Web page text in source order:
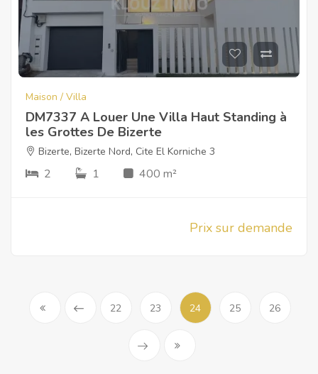
Maison / Villa
DM7337 A Louer Une Villa Haut Standing à
les Grottes De Bizerte
Bizerte, Bizerte Nord, Cite El Korniche 3
2 1 400 m²
Prix sur demande
22 23 24 25 26